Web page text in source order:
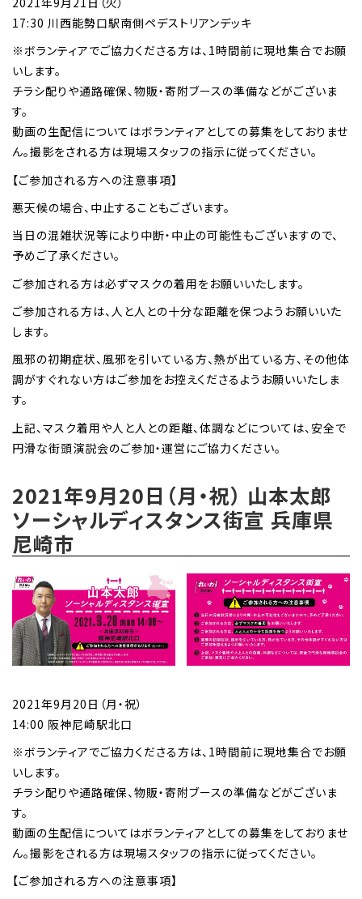
17:30 川西能勢口駅南側ペデストリアンデッキ
※ボランティアでご協力くださる方は、1時間前に現地集合でお願
いします。
チラシ配りや通路確保、物販・寄附ブースの準備などがございま
す。
動画の生配信についてはボランティアとしての募集をしておりませ
ん。撮影をされる方は現場スタッフの指示に従ってください。
【ご参加される方への注意事項】
悪天候の場合、中止することもございます。
当日の混雑状況等により中断・中止の可能性もございますので、
予めご了承ください。
ご参加される方は必ずマスクの着用をお願いいたします。
ご参加される方は、人と人との十分な距離を保つようお願いいた
します。
風邪の初期症状、風邪を引いている方、熱が出ている方、その他体
調がすぐれない方はご参加をお控えくださるようお願いいたしま
す。
上記、マスク着用や人と人との距離、体調などについては、安全で
円滑な街頭演説会のご参加・運営にご協力ください。
2021年9月20日（月・祝） 山本太郎
ソーシャルディスタンス街宣 兵庫県
尼崎市
2021年9月20日（月・祝）
14:00 阪神尼崎駅北口
※ボランティアでご協力くださる方は、1時間前に現地集合でお願
いします。
チラシ配りや通路確保、物販・寄附ブースの準備などがございま
す。
動画の生配信についてはボランティアとしての募集をしておりませ
ん。撮影をされる方は現場スタッフの指示に従ってください。
【ご参加される方への注意事項】